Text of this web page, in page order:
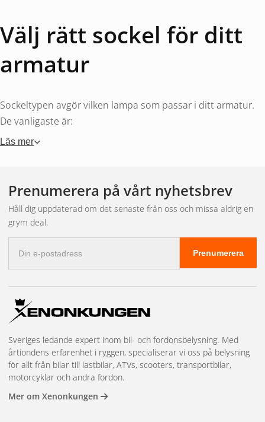
Välj rätt sockel för ditt
armatur
Sockeltypen avgör vilken lampa som passar i ditt armatur.
De vanligaste är:
E27
och vitrinskåp
GU10– spotlight med twist-och-lås, 230V
G4 och G9
transformator
Köp ljuskällor på
Xenonkungen
Snabb leverans och öppet köp 30 dagar.
Läs mer
Prenumerera på vårt nyhetsbrev
Håll dig uppdaterad om det senaste från oss och missa aldrig en
grym deal.
postadress
Prenumerera
Sveriges ledande expert inom bil- och fordonsbelysning. Med
årtiondens erfarenhet i ryggen, specialiserar vi oss på belysning
för allt från bilar till lastbilar, ATVs, scooters, transportbilar,
motorcyklar och andra fordon.
Mer om Xenonkungen